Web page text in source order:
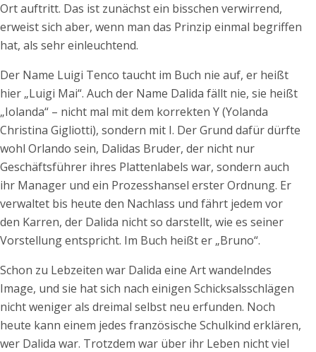
Ort auftritt. Das ist zunächst ein bisschen verwirrend,
erweist sich aber, wenn man das Prinzip einmal begriffen
hat, als sehr einleuchtend.
Der Name Luigi Tenco taucht im Buch nie auf, er heißt
hier „Luigi Mai“. Auch der Name Dalida fällt nie, sie heißt
„Iolanda“ – nicht mal mit dem korrekten Y(Yolanda
Christina Gigliotti), sondern mit I. Der Grund dafür dürfte
wohl Orlando sein, Dalidas Bruder, der nicht nur
Geschäftsführer ihres Plattenlabels war, sondern auch
ihr Manager und ein Prozesshansel erster Ordnung. Er
verwaltet bis heute den Nachlass und fährt jedem vor
den Karren, der Dalida nicht so darstellt, wie es seiner
Vorstellung entspricht. Im Buch heißt er „Bruno“.
Schon zu Lebzeiten war Dalida eine Art wandelndes
Image, und sie hat sich nach einigen Schicksalsschlägen
nicht weniger als dreimal selbst neu erfunden. Noch
heute kann einem jedes französische Schulkind erklären,
wer Dalida war. Trotzdem war über ihr Leben nicht viel